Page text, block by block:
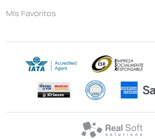
Mis Favoritos